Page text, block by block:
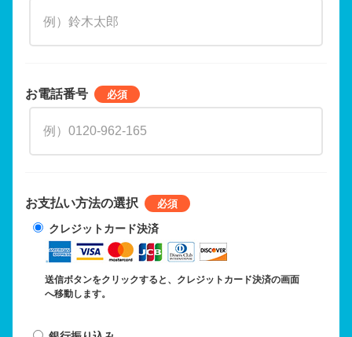
お電話番号
お支払い方法の選択
クレジットカード決済
送信ボタンをクリックすると、クレジットカード決済の画面
へ移動します。